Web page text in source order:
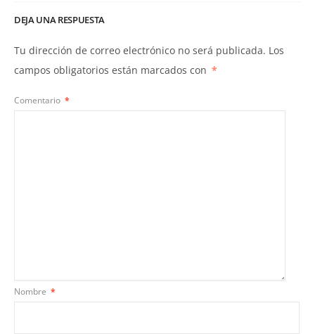
DEJA UNA RESPUESTA
Tu dirección de correo electrónico no será publicada. Los
campos obligatorios están marcados con *
Comentario *
Nombre *